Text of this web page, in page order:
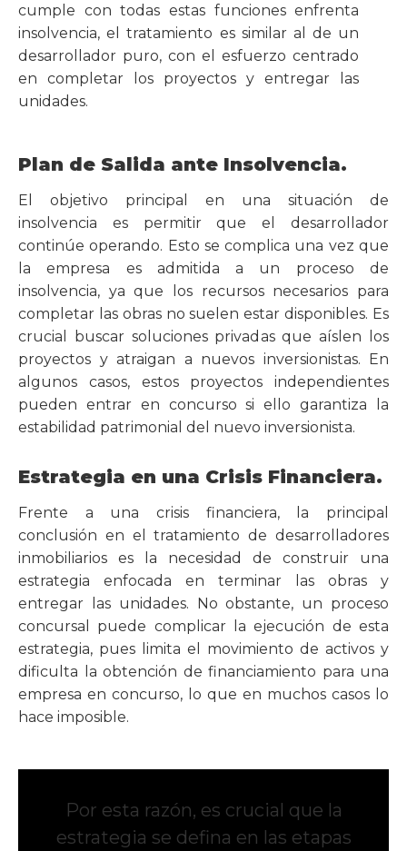
cumple con todas estas funciones enfrenta
insolvencia, el tratamiento es similar al de un
desarrollador puro, con el esfuerzo centrado
en completar los proyectos y entregar las
unidades.
Plan de Salida ante Insolvencia.
El objetivo principal en una situación de
insolvencia es permitir que el desarrollador
continúe operando. Esto se complica una vez que
la empresa es admitida a un proceso de
insolvencia, ya que los recursos necesarios para
completar las obras no suelen estar disponibles. Es
crucial buscar soluciones privadas que aíslen los
proyectos y atraigan a nuevos inversionistas. En
algunos casos, estos proyectos independientes
pueden entrar en concurso si ello garantiza la
estabilidad patrimonial del nuevo inversionista.
Estrategia en una Crisis Financiera.
Frente a una crisis financiera, la principal
conclusión en el tratamiento de desarrolladores
inmobiliarios es la necesidad de construir una
estrategia enfocada en terminar las obras y
entregar las unidades. No obstante, un proceso
concursal puede complicar la ejecución de esta
estrategia, pues limita el movimiento de activos y
dificulta la obtención de financiamiento para una
empresa en concurso, lo que en muchos casos lo
hace imposible.
Por esta razón, es crucial que la
estrategia se defina en las etapas